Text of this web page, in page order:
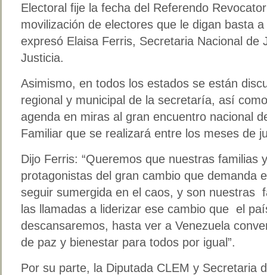
Electoral fije la fecha del Referendo
movilización de electores que le digan basta
expresó Elaisa Ferris, Secretaria Nacional de
Justicia.
Asimismo, en todos los estados se están
regional y municipal de la secretaría, así
agenda en miras al gran encuentro nacional
Familiar que se realizará entre los meses de
Dijo Ferris: “Queremos que nuestras familias
protagonistas del gran cambio que demanda
seguir sumergida en el caos, y son nuestras
las llamadas a liderizar ese cambio que el
descansaremos, hasta ver a Venezuela
de paz y bienestar para todos por igual”.
Por su parte, la Diputada CLEM y Secretaria